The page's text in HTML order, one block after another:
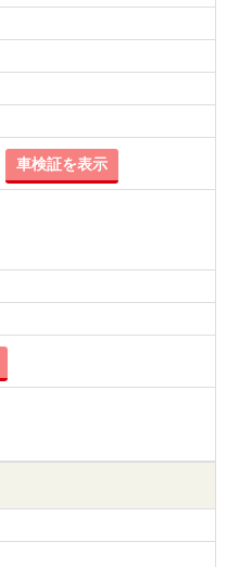
車検証を表示